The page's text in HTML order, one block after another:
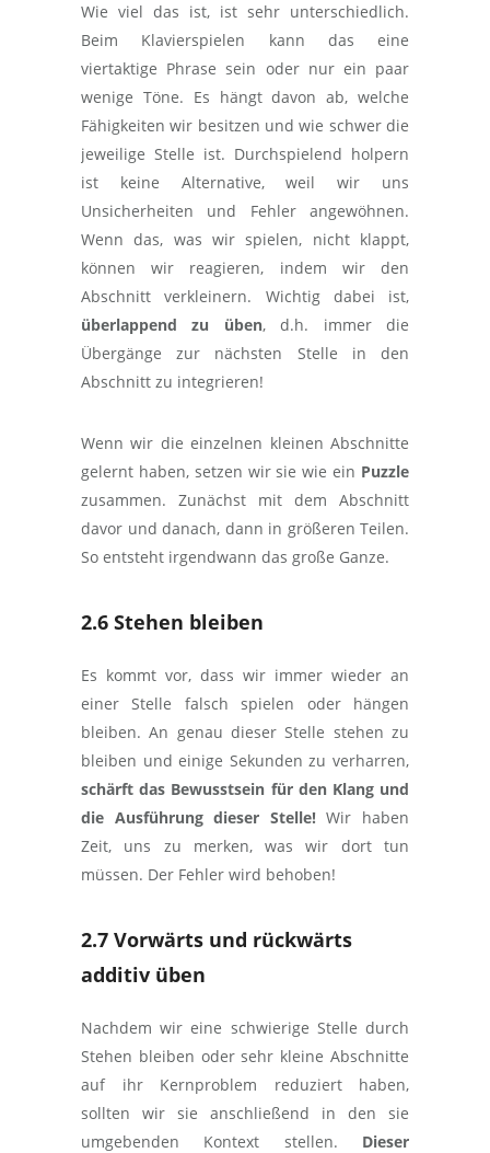
Wie viel das ist, ist sehr unterschiedlich.
Beim Klavierspielen kann das eine
viertaktige Phrase sein oder nur ein paar
wenige Töne. Es hängt davon ab, welche
Fähigkeiten wir besitzen und wie schwer die
jeweilige Stelle ist. Durchspielend holpern
ist keine Alternative, weil wir uns
Unsicherheiten und Fehler angewöhnen.
Wenn das, was wir spielen, nicht klappt,
können wir reagieren, indem wir den
Abschnitt verkleinern. Wichtig dabei ist,
überlappend zu üben, d.h. immer die
Übergänge zur nächsten Stelle in den
Abschnitt zu integrieren!
Wenn wir die einzelnen kleinen Abschnitte
gelernt haben, setzen wir sie wie ein Puzzle
zusammen. Zunächst mit dem Abschnitt
davor und danach, dann in größeren Teilen.
So entsteht irgendwann das große Ganze.
2.6 Stehen bleiben
Es kommt vor, dass wir immer wieder an
einer Stelle falsch spielen oder hängen
bleiben. An genau dieser Stelle stehen zu
bleiben und einige Sekunden zu verharren,
schärft das Bewusstsein für den Klang und
die Ausführung dieser Stelle!Wir haben
Zeit, uns zu merken, was wir dort tun
müssen. Der Fehler wird behoben!
2.7 Vorwärts und rückwärts
additiv üben
Nachdem wir eine schwierige Stelle durch
Stehen bleiben oder sehr kleine Abschnitte
auf ihr Kernproblem reduziert haben,
sollten wir sie anschließend in den sie
umgebenden Kontext stellen. Dieser